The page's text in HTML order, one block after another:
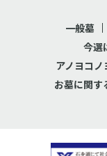
一般墓
今選
アノヨコ
お墓に関す